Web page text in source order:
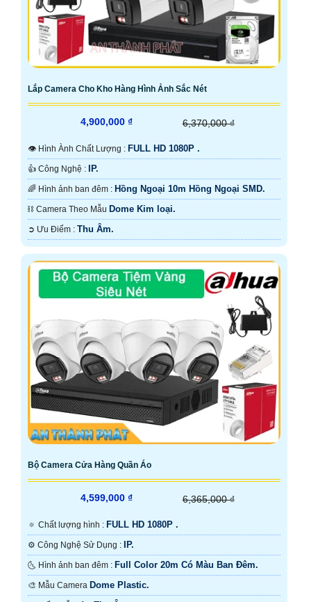
Lắp Camera Cho Kho Hàng Hình Ảnh Sắc Nét
4,900,000 ₫ 6,370,000 ₫
👁 Hình Ành Chất Lượng : FULL HD 1080P .
👍 Công Nghệ : IP.
🌈 Hình ảnh ban đêm : Hồng Ngoại 10m Hồng Ngoại SMD.
⛓ Camera Theo Mẫu Dome Kim loại.
️➲ Ưu Điểm : Thu Âm.
Bộ Camera Cửa Hàng Quần Áo
4,599,000 ₫ 6,365,000 ₫
🔅 Chất lượng hình : FULL HD 1080P .
⚙ Công Nghệ Sử Dụng : IP.
🌜 Hình ảnh ban đêm : Full Color 20m Có Màu Ban Ðêm.
🎨 Mẫu Camera Dome Plastic.